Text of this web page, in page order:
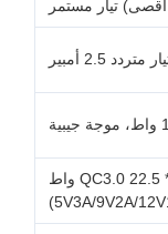
تيار مستمر
2 * QC3.0 22.5 واط